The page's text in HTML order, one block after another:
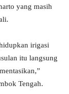
yang masih
irigasi
itu langsung
Tengah.